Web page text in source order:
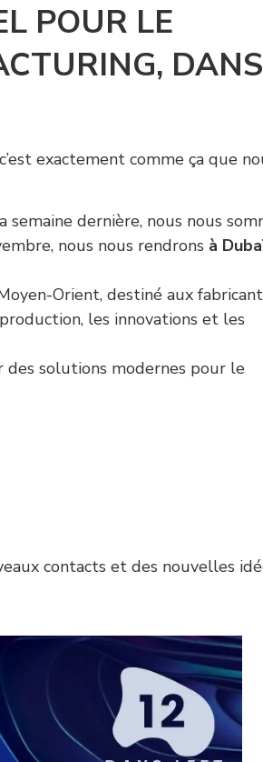
POUR LE
DANS
exactement comme ça que
semaine dernière, nous nous
nous nous rendrons à
Orient, destiné aux
les innovations et les
des solutions modernes pour le
contacts et des nouvelles